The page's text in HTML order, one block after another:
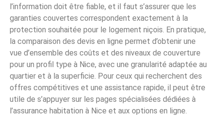
l’information doit être fiable, et il faut s’assurer que les
garanties couvertes correspondent exactement à la
protection souhaitée pour le logement niçois. En pratique,
la comparaison des devis en ligne permet d’obtenir une
vue d’ensemble des coûts et des niveaux de couverture
pour un profil type à Nice, avec une granularité adaptée au
quartier et à la superficie. Pour ceux qui recherchent des
offres compétitives et une assistance rapide, il peut être
utile de s’appuyer sur les pages spécialisées dédiées à
l’assurance habitation à Nice et aux options en ligne.